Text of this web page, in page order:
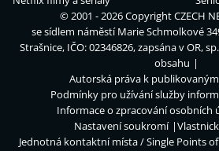
© 2001 - 2026 CopyrightCZECH
se sídlem náměstí Marie Schmolkové
Strašnice, IČO: 02346826, zapsána v OR,
obsahu
Autorská práva k
Podmínky pro užívání služby
Informace o zpracování osobních
Nastavení soukromí
Jednotná kontaktní místa / Single Points